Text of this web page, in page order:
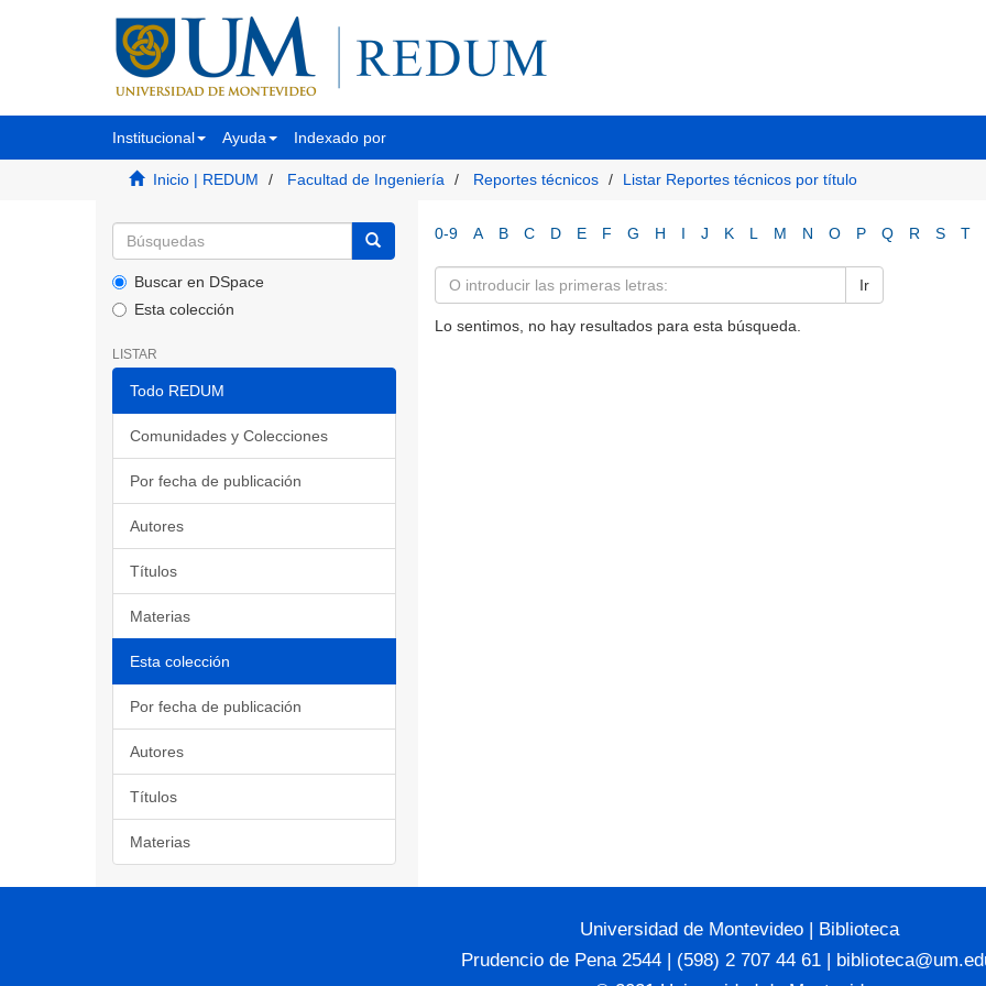
Institucional Ayuda Indexado por
Inicio | REDUM Facultad de Ingeniería Reportes técnicos Listar Reportes técnicos por título
Buscar en DSpace
Esta colección
LISTAR
Todo REDUM
Comunidades y Colecciones
Por fecha de publicación
Autores
Títulos
Materias
Esta colección
Por fecha de publicación
Autores
Títulos
Materias
0-9 A B C D E F G H I J K L M N O P Q R S T
Ir
Lo sentimos, no hay resultados para esta búsqueda.
Universidad de Montevideo | Biblioteca
Prudencio de Pena 2544 | (598) 2 707 44 61 |